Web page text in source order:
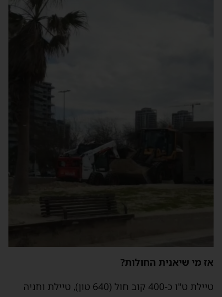
מי שיאנית החולות?
טיילת ט"ו כ-400 קוב חול (640 טון), טיילת וחניה